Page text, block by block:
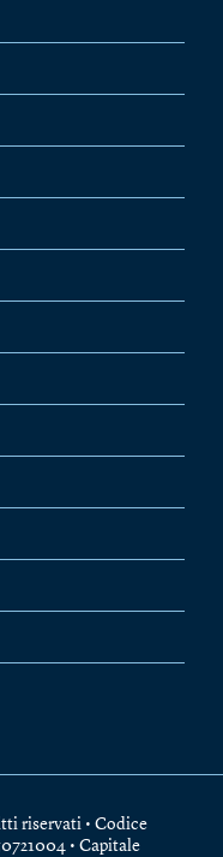
riservati • Codice
• Capitale